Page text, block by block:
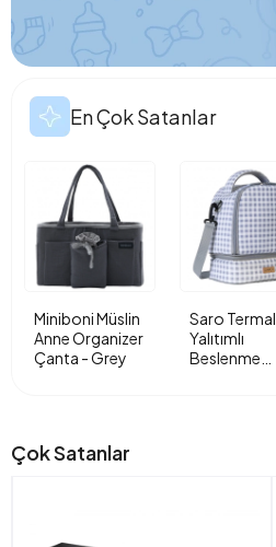
En Çok Satanlar
Miniboni Müslin
Anne Organizer
Çanta - Grey
Saro Termal
Yalıtımlı
Beslenme
Çok Satanlar